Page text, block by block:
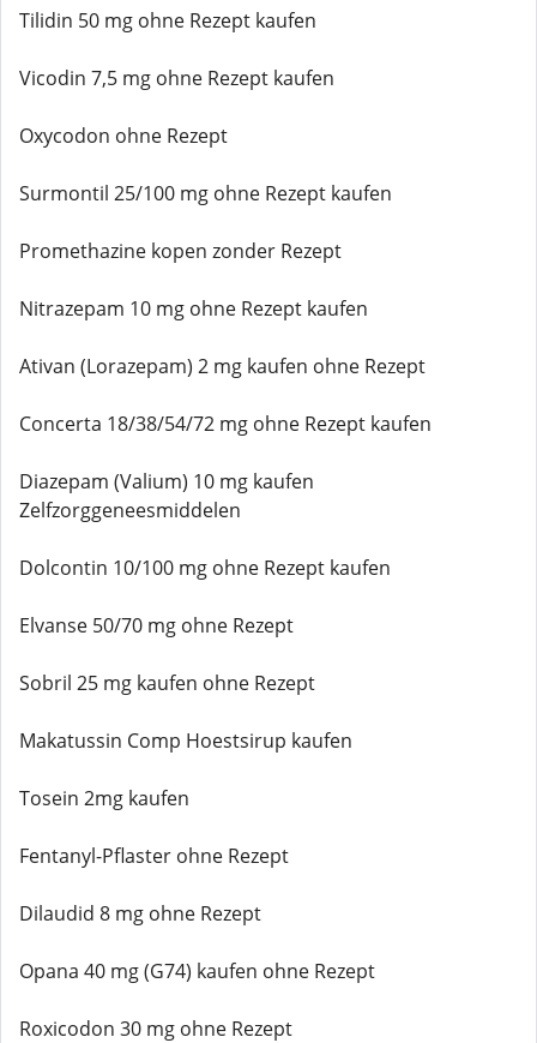
Tilidin 50 mg ohne Rezept kaufen
Vicodin 7,5 mg ohne Rezept kaufen
Oxycodon ohne Rezept
Surmontil 25/100 mg ohne Rezept kaufen
Promethazine kopen zonder Rezept
Nitrazepam 10 mg ohne Rezept kaufen
Ativan (Lorazepam) 2 mg kaufen ohne Rezept
Concerta 18/38/54/72 mg ohne Rezept kaufen
Diazepam (Valium) 10 mg kaufen
Zelfzorggeneesmiddelen
Dolcontin 10/100 mg ohne Rezept kaufen
Elvanse 50/70 mg ohne Rezept
Sobril 25 mg kaufen ohne Rezept
Makatussin Comp Hoestsirup kaufen
Tosein 2mg kaufen
Fentanyl-Pflaster ohne Rezept
Dilaudid 8 mg ohne Rezept
Opana 40 mg (G74) kaufen ohne Rezept
Roxicodon 30 mg ohne Rezept